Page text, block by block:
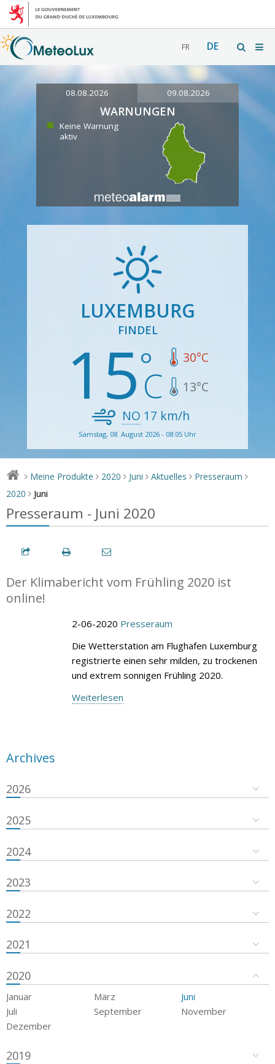
FR DE
08.08.2026 09.08.2026
WARNUNGEN
Keine Warnung
aktiv
LUXEMBURG
FINDEL
15 30°C
13°C
NO 17 km/h
Samstag, 08. August 2026 - 08:05 Uhr
> Meine Produkte > 2020 > Juni > Aktuelles > Presseraum >
2020 > Juni
Presseraum - Juni 2020
Der Klimabericht vom Frühling 2020 ist
online!
2-06-2020 Presseraum
Die Wetterstation am Flughafen Luxemburg
registrierte einen sehr milden, zu trockenen
und extrem sonnigen Frühling 2020.
Weiterlesen
Archives
2026
2025
2024
2023
2022
2021
2020
Januar März
Juni
Juli
September
November
Dezember
2019